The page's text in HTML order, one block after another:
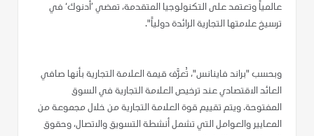
عالمياً وتعتمد على التكنولوجيا المتقدمة، تمضي ’أدنوك‘ في
ترسيخ علامتها التجارية الرائدة دولياً".
وبحسب "براند فاينانس"، تُعرَّف قيمة العلامة التجارية بأنها صافي
العائد الاقتصادي عند ترخيص العلامة التجارية في السوق
المفتوحة. ويتم تقييم قوة العلامة التجارية من خلال مجموعة من
المعايير والعوامل التي تشمل أنشطة التسويق والاتصال، وحقوق